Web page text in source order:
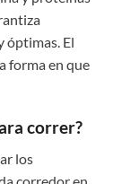
óptimas. El
forma en que
correr?
los
corredor en